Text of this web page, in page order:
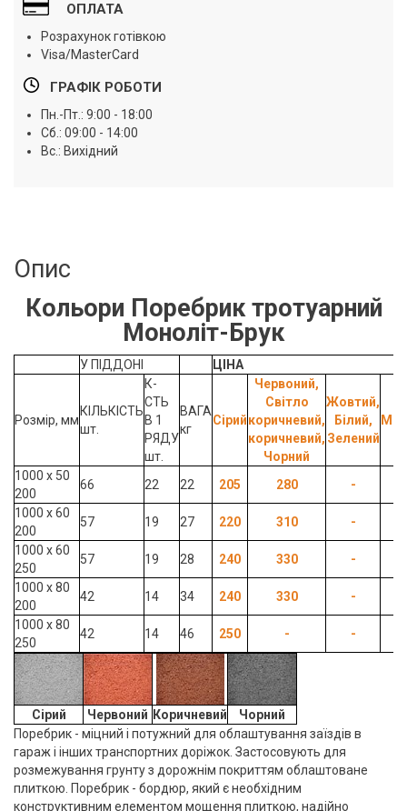
ОПЛАТА
Розрахунок готівкою
Visa/MasterCard
ГРАФІК РОБОТИ
Пн.-Пт.: 9:00 - 18:00
Сб.: 09:00 - 14:00
Вс.: Вихідний
Опис
Кольори Поребрик тротуарний
Моноліт-Брук
У ПІДДОНІ ЦІНА
Розмір, мм
КІЛЬКІСТЬ
шт.
К-
СТЬ
В 1
РЯДУ
шт.
ВАГА
кг
Сірий
Червоний,
Світло
коричневий,
коричневий,
Чорний
Жовтий,
Білий,
Зелений
1000 х 50
200
66 22 22 205 280 -
1000 х 60
200
57 19 27 220 310 -
1000 х 60
250
57 19 28 240 330 -
1000 х 80
200
42 14 34 240 330 -
1000 х 80
250
42 14 46 250 - -
Сірий Червоний Коричневий
Чорний
Поребрик - міцний і потужний для облаштування заїздів в
гараж і інших транспортних доріжок. Застосовують для
розмежування грунту з дорожнім покриттям облаштоване
плиткою. Поребрик - бордюр, який є необхідним
конструктивним елементом мощення плиткою, надійно